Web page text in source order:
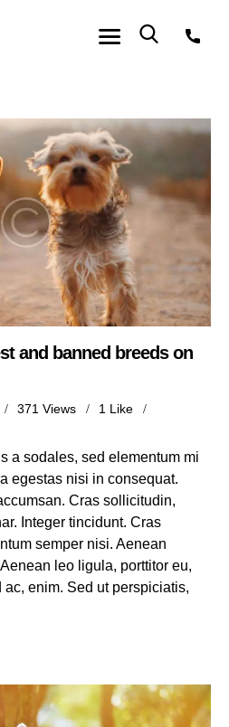
and banned breeds on
371 Views 1 Like
a sodales, sed elementum mi
egestas nisi in consequat.
Cras sollicitudin,
Integer tincidunt. Cras
semper nisi. Aenean
leo ligula, porttitor eu,
enim. Sed ut perspiciatis,